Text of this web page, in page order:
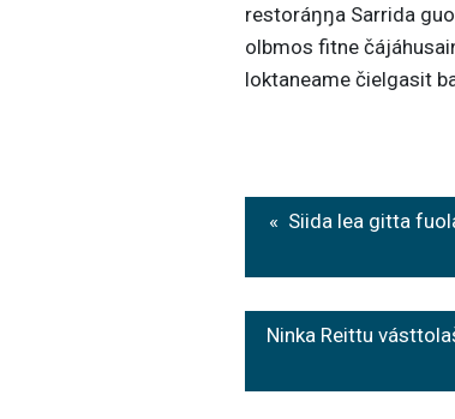
restoráŋŋa Sarrida
olbmos fitne
loktaneame čielgasit
Post
Siida lea gitta
Ninka Reittu